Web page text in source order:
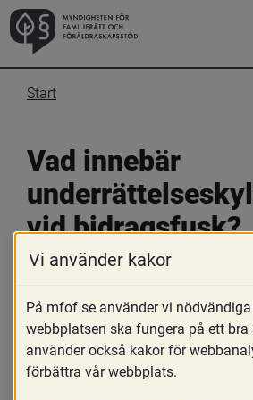
Start
Vad innebär
vid bidragsfusk?
Skriv ut
Underrättelseskyldigheten vid
om det finns anledning att anta att
Vi använder kakor
På mfof.se använder vi
webbplatsen ska fungera på ett
använder också kakor för
förbättra vår webbplats.